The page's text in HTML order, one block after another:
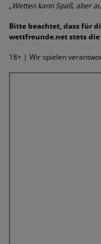
„Wetten kann Spaß, aber
Bitte beachtet, dass für
wettfreunde.net stets
18+ | Wir spielen